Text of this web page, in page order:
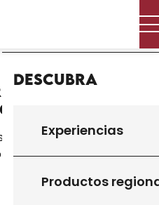
Descubra
Experiencias
Productos
de musique :
642 Chemin de